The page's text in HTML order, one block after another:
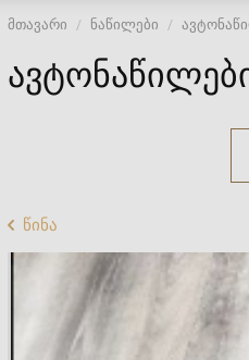
მთავარი ნაწილები
წინა